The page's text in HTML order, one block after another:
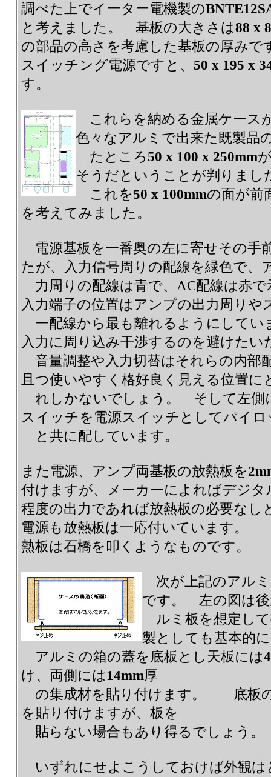
調べた上でイーター電機製の
と考えました。 基板の大きさは88 x
の部品の高さを考慮した基板の厚み
スイッチング電源ですと、 50 x 195 x
す。
これらを納める金属ケー
色々なアルミで出来た既製品
たところ50 x 100 x 250mm
そうだということが判りまし
これを50 x 100mmの面が前
を考えてみました。
電源基板を一番奥の左に寄せその手
たが、入力信号周りの配線を緑色で、
力周りの配線は青で、AC配線は
入力端子の位置はアンプの出力周りや
ー配線から最も離れるようにして
入力に周り込み干渉するのを避けたい
音量調整や入力切替はそれらの内部
且つ使いやすく格好良く見える位置に
れしかないでしょう。 そして左側
スイッチを電源スイッチとしてパイ
と共に配しています。
また電源、アンプ両基板の放熱板を
付けますが、メーカーによればデジ
程度の出力であれば放熱板の必要な
電源も放熱板は一応付いています。
熱板は石橋を叩くようなものです。
次が上記のアル
です。 左の図は後
ルミ板を想定し
製としても基本的
アルミの箱の蓋を底板とし天板には
け、両側には14mm厚
の集成材を貼り付けます。 底板
を貼り付けますが、板を
貼らない場合もあり得るでしょう。
いずれにせよこうしておけば外観は